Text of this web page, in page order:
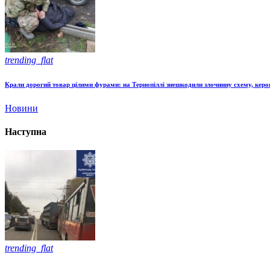
trending_flat
Крали дорогий товар цілими фурами: на Тернопіллі знешкодили злочинну схему,
Новини
Наступна
trending_flat